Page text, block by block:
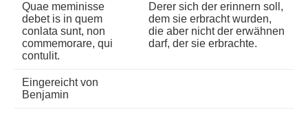
Quae meminisse
debet is in quem
conlata sunt, non
commemorare, qui
contulit.
Derer sich der erinnern soll,
dem sie erbracht wurden,
die aber nicht der erwähnen
darf, der sie erbrachte.
Eingereicht von
Benjamin